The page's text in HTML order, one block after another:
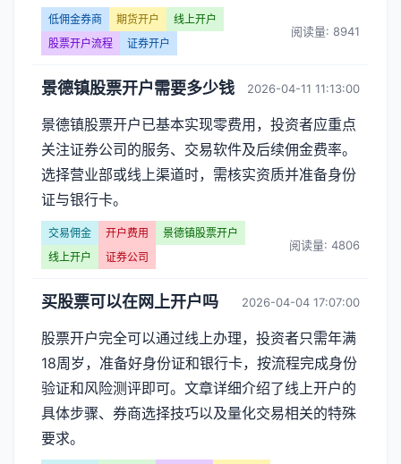
低佣金券商 期货开户
线上开户
股票开户流程
证券开户
阅读量: 8941
景德镇股票开户需要多少钱 2026-04-11 11:13:00
景德镇股票开户已基本实现零费用，投资者应重点
关注证券公司的服务、交易软件及后续佣金费率。
选择营业部或线上渠道时，需核实资质并准备身份
证与银行卡。
交易佣金 开户费用
景德镇股票开户
线上开户
证券公司
阅读量: 4806
买股票可以在网上开户吗 2026-04-04 17:07:00
股票开户完全可以通过线上办理，投资者只需年满
18周岁，准备好身份证和银行卡，按流程完成身份
验证和风险测评即可。文章详细介绍了线上开户的
具体步骤、券商选择技巧以及量化交易相关的特殊
要求。